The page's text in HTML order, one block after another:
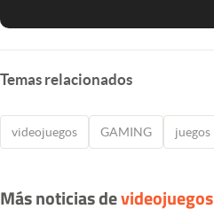
Temas relacionados
videojuegos GAMING juegos
Más noticias devideojuegos